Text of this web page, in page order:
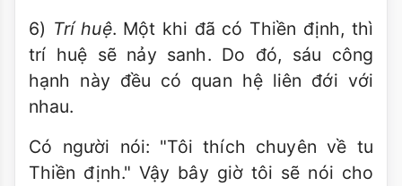
6) Trí huệ. Một khi đã có Thiền định, thì
trí huệ sẽ nảy sanh. Do đó, sáu công
hạnh này đều có quan hệ liên đới với
nhau.
Có người nói: "Tôi thích chuyên về tu
Thiền định." Vậy bây giờ tôi sẽ nói cho